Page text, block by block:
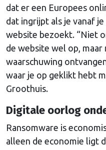
dat er een Europees
dat ingrijpt als je vanaf
website bezoekt. “Niet
de website wel op, maar
waarschuwing
waar je op geklikt hebt
Groothuis.
Digitale oorlog
Ransomware is
alleen de economie ligt